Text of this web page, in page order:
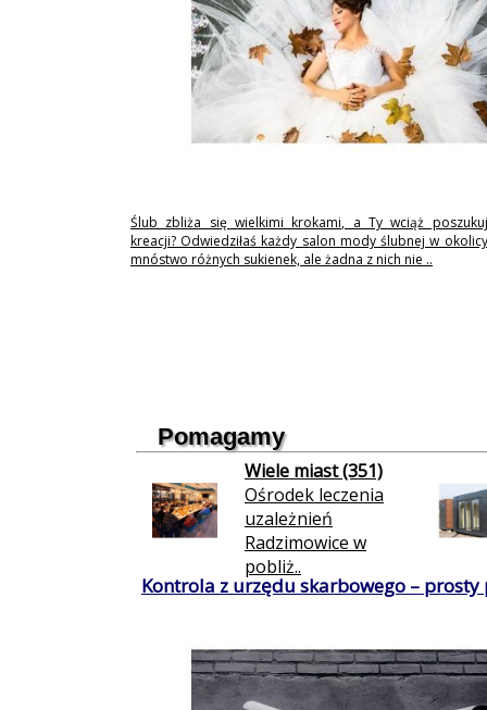
Ślub zbliża się wielkimi krokami, a Ty wciąż
kreacji? Odwiedziłaś każdy salon mody ślubnej w
mnóstwo różnych sukienek, ale żadna z nich nie ..
Pomagamy
Wiele miast (351)
Ośrodek leczenia
uzależnień
Radzimowice w
pobliż..
Kontrola z urzędu skarbowego –